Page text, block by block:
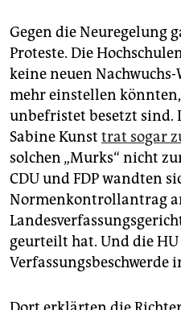
Gegen die Neuregelung
Proteste. Die
keine neuen
mehr einstellen
unbefristet besetzt sind.
Sabine Kunst trat sogar
solchen „Murks“ nicht
CDU und FDP wandten
Normenkontrollantrag
geurteilt hat. Und die
Verfassungsbeschwerde